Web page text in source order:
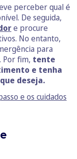
perceber qual é
De seguida,
e procure
No entanto,
para
Por fim, tente
e tenha
deseja.
e os cuidados